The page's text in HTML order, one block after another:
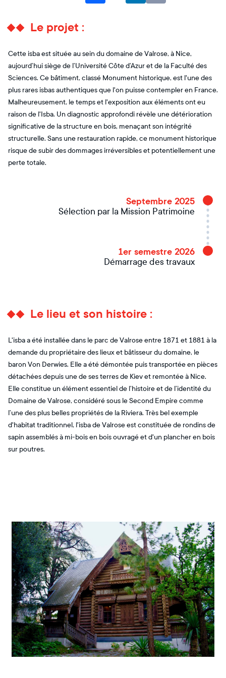
Le projet :
Cette isba est située au sein du domaine de Valrose, à Nice,
aujourd’hui siège de l’Université Côte d’Azur et de la Faculté des
Sciences. Ce bâtiment, classé Monument historique, est l'une des
plus rares isbas authentiques que l'on puisse contempler en France.
Malheureusement, le temps et l'exposition aux éléments ont eu
raison de l'Isba. Un diagnostic approfondi révèle une détérioration
significative de la structure en bois, menaçant son intégrité
structurelle. Sans une restauration rapide, ce monument historique
risque de subir des dommages irréversibles et potentiellement une
perte totale.
Septembre 2025
Sélection par la Mission Patrimoine
1er semestre 2026
Démarrage des travaux
Le lieu et son histoire :
L'isba a été installée dans le parc de Valrose entre 1871 et 1881 à la
demande du propriétaire des lieux et bâtisseur du domaine, le
baron Von Derwies. Elle a été démontée puis transportée en pièces
détachées depuis une de ses terres de Kiev et remontée à Nice.
Elle constitue un élément essentiel de l’histoire et de l’identité du
Domaine de Valrose, considéré sous le Second Empire comme
l’une des plus belles propriétés de la Riviera. Très bel exemple
d'habitat traditionnel, l'isba de Valrose est constituée de rondins de
sapin assemblés à mi-bois en bois ouvragé et d'un plancher en bois
sur poutres.